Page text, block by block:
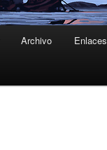
Archivo Enlaces